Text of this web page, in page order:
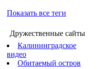
Показать все теги
Дружественные сайты
Калининградское
видео
Обитаемый остров